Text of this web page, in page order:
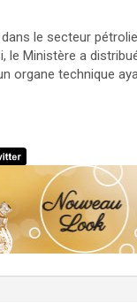
le secteur
le Ministère a
organe technique